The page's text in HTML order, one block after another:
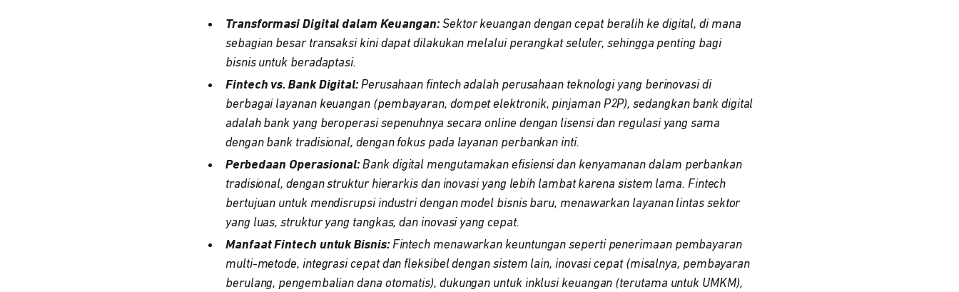
Transformasi Digital dalam Keuangan:Sektor keuangan dengan cepat beralih ke digital, di mana
sebagian besar transaksi kini dapat dilakukan melalui perangkat seluler, sehingga penting bagi
bisnis untuk beradaptasi.
Fintech vs. Bank Digital:Perusahaan fintech adalah perusahaan teknologi yang berinovasi di
berbagai layanan keuangan (pembayaran, dompet elektronik, pinjaman P2P), sedangkan bank digital
adalah bank yang beroperasi sepenuhnya secara online dengan lisensi dan regulasi yang sama
dengan bank tradisional, dengan fokus pada layanan perbankan inti.
Perbedaan Operasional:Bank digital mengutamakan efisiensi dan kenyamanan dalam perbankan
tradisional, dengan struktur hierarkis dan inovasi yang lebih lambat karena sistem lama. Fintech
bertujuan untuk mendisrupsi industri dengan model bisnis baru, menawarkan layanan lintas sektor
yang luas, struktur yang tangkas, dan inovasi yang cepat.
Manfaat Fintech untuk Bisnis:Fintech menawarkan keuntungan seperti penerimaan pembayaran
multi-metode, integrasi cepat dan fleksibel dengan sistem lain, inovasi cepat (misalnya, pembayaran
berulang, pengembalian dana otomatis), dukungan untuk inklusi keuangan (terutama untuk UMKM),